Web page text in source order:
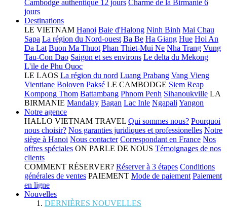
Cambodge authentique 12 jours Charme de la Birmanie 6
jours
Destinations
LE VIETNAM Hanoi Baie d'Halong Ninh Binh Mai Chau
Sapa La région du Nord-ouest Ba Be Ha Giang Hue Hoi An
Da Lat Buon Ma Thuot Phan Thiet-Mui Ne Nha Trang Vung
Tau-Con Dao Saigon et ses environs Le delta du Mekong
L'ile de Phu Quoc
LE LAOS La région du nord Luang Prabang Vang Vieng
Vientiane Boloven Paksé LE CAMBODGE Siem Reap
Kompong Thom Battambang Phnom Penh Sihanoukville LA
BIRMANIE Mandalay Bagan Lac Inle Ngapali Yangon
Notre agence
HALLO VIETNAM TRAVEL Qui sommes nous? Pourquoi
nous choisir? Nos garanties juridiques et professionelles Notre
siège à Hanoi Nous contacter Correspondant en France Nos
offres spéciales ON PARLE DE NOUS Témoignages de nos
clients
COMMENT RÉSERVER? Réserver à 3 étapes Conditions
générales de ventes PAIEMENT Mode de paiement Paiement
en ligne
Nouvelles
DERNIÈRES NOUVELLES